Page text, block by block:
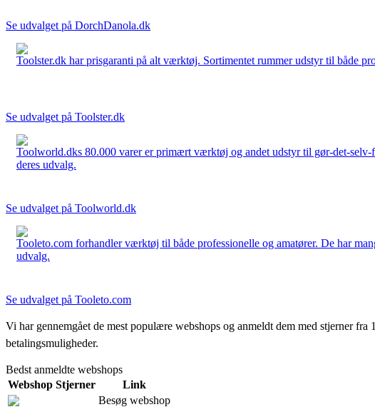
Se udvalget på DorchDanola.dk
Toolster.dk har prisgaranti på alt værktøj. Sortimentet rummer udstyr til både
Se udvalget på Toolster.dk
Toolworld.dks 80.000 varer er primært værktøj og andet udstyr til gør-det-
deres udvalg.
Se udvalget på Toolworld.dk
Tooleto.com forhandler værktøj til både professionelle og amatører. De har
udvalg.
Se udvalget på Tooleto.com
Vi har gennemgået de mest populære webshops og anmeldt dem med stjerner
betalingsmuligheder.
Bedst anmeldte webshops
Webshop Stjerner
Link
Besøg webshop